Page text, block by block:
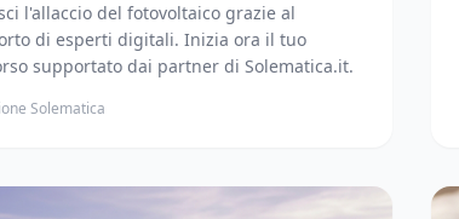
l'allaccio del fotovoltaico grazie al
di esperti digitali. Inizia ora il tuo
supportato dai partner di Solematica.it.
Solematica